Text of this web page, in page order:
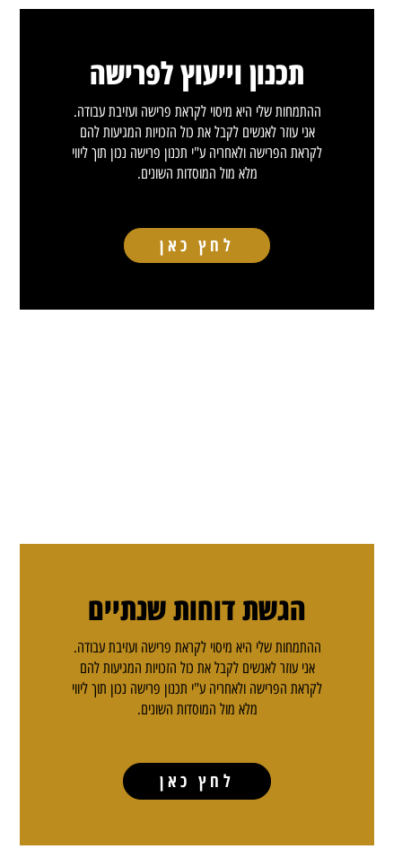
תכנון וייעוץ לפרישה
ההתמחות שלי היא מיסוי לקראת פרישה ועזיבת עבודה.
אני עוזר לאנשים לקבל את כול הזכויות המגיעות להם
לקראת הפרישה ולאחריה ע"י תכנון פרישה נכון תוך ליווי
מלא מול המוסדות השונים.
לחץ כאן
הגשת דוחות שנתיים
ההתמחות שלי היא מיסוי לקראת פרישה ועזיבת עבודה.
אני עוזר לאנשים לקבל את כול הזכויות המגיעות להם
לקראת הפרישה ולאחריה ע"י תכנון פרישה נכון תוך ליווי
מלא מול המוסדות השונים.
לחץ כאן